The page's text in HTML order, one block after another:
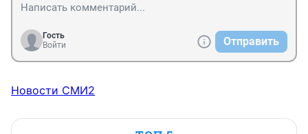
Гость
Войти
Отправить
Новости СМИ2